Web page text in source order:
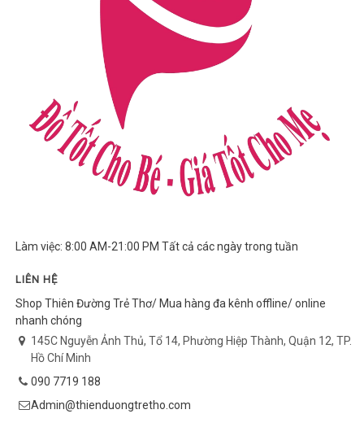
Làm việc: 8:00 AM-21:00 PM Tất cả các ngày trong tuần
LIÊN HỆ
Shop Thiên Đường Trẻ Thơ/ Mua hàng đa kênh offline/ online
nhanh chóng
145C Nguyễn Ảnh Thủ, Tổ 14, Phường Hiệp Thành, Quận 12, TP.
Hồ Chí Minh
090 7719 188
Admin@thienduongtretho.com